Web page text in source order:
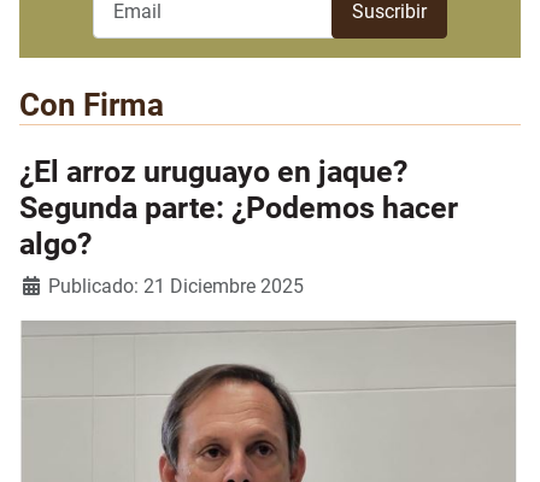
Con Firma
¿El arroz uruguayo en jaque?
Segunda parte: ¿Podemos hacer
algo?
Detalles
Publicado: 21 Diciembre 2025